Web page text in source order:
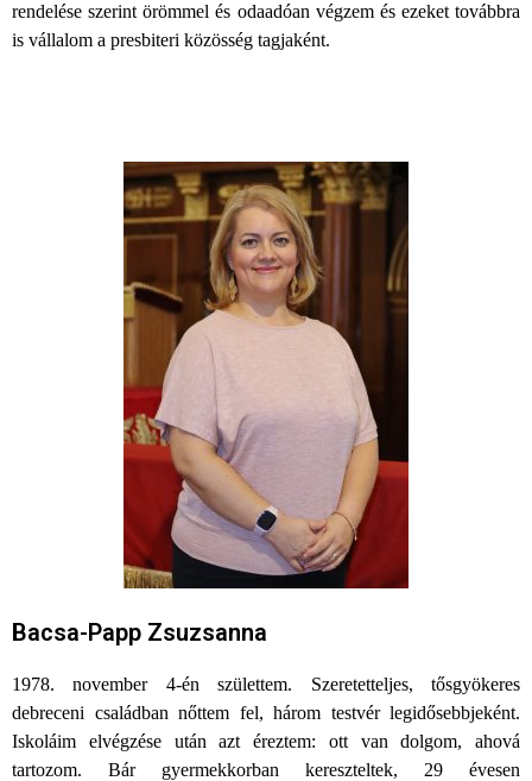
rendelése szerint örömmel és odaadóan végzem és ezeket továbbra
is vállalom a presbiteri közösség tagjaként.
Bacsa-Papp Zsuzsanna
1978. november 4-én születtem. Szeretetteljes, tősgyökeres
debreceni családban nőttem fel, három testvér legidősebbjeként.
Iskoláim elvégzése után azt éreztem: ott van dolgom, ahová
tartozom. Bár gyermekkorban kereszteltek, 29 évesen